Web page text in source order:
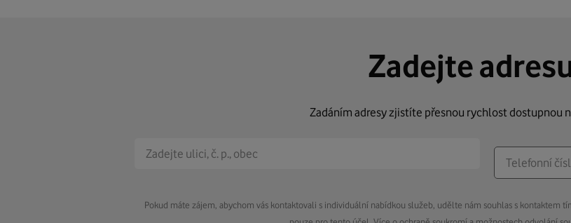
Zadejte
Zadáním adresy zjistíte přesnou rychlost dostupnou
Pokud máte zájem, abychom vás kontaktovali s individuální nabídkou služeb, udělte nám souhlas s kontaktem